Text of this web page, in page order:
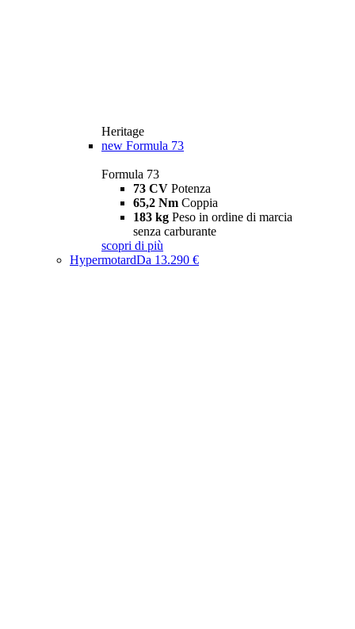
Heritage
new Formula 73
Formula 73
73 CV Potenza
65,2 Nm Coppia
183 kg Peso in ordine di marcia
senza carburante
scopri di più
HypermotardDa 13.290 €